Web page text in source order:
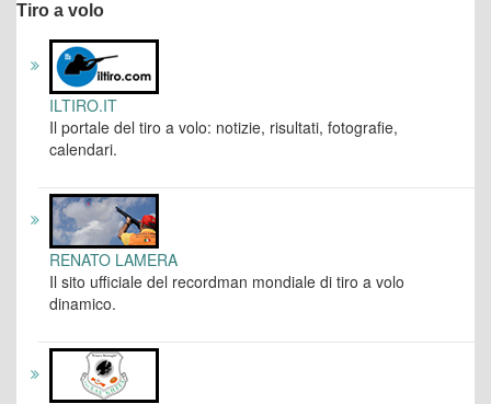
Tiro a volo
ILTIRO.IT
Il portale del tiro a volo: notizie, risultati, fotografie,
calendari.
RENATO LAMERA
Il sito ufficiale del recordman mondiale di tiro a volo
dinamico.